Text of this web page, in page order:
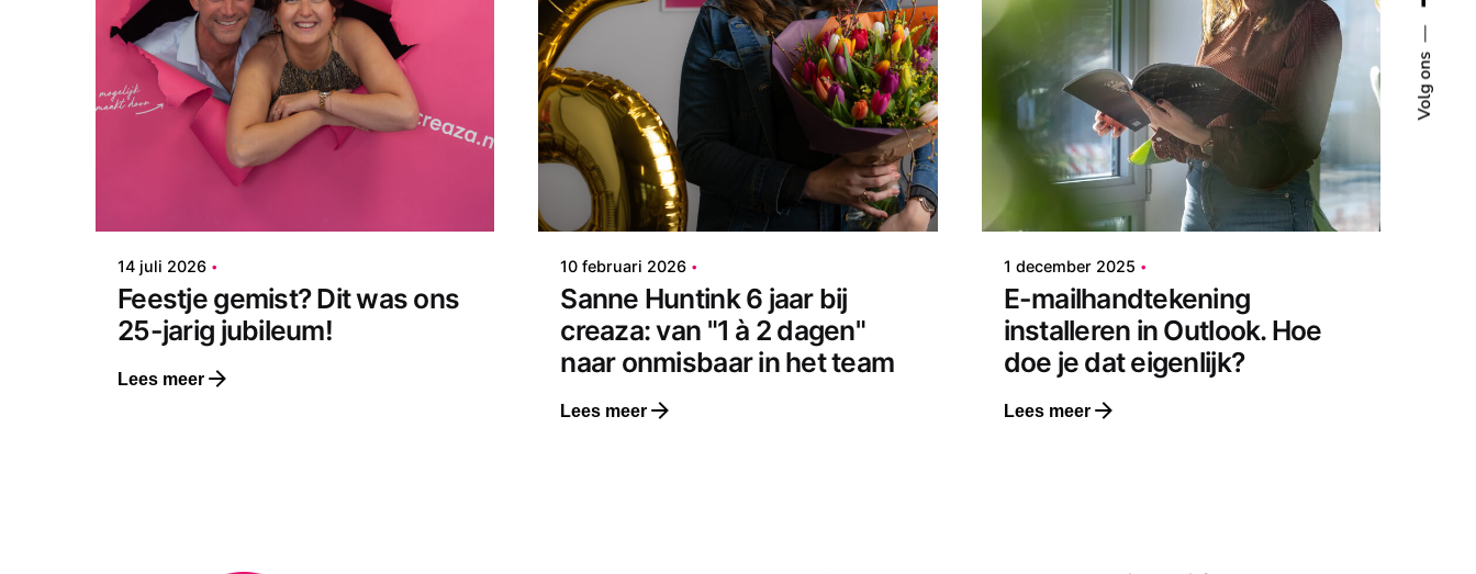
Volg ons
14 juli 2026
Feestje gemist? Dit was ons
25-jarig jubileum!
Lees meer
10 februari 2026
Sanne Huntink 6 jaar bij
creaza: van "1 à 2 dagen"
naar onmisbaar in het team
Lees meer
1 december 2025
E-mailhandtekening
installeren in Outlook. Hoe
doe je dat eigenlijk?
Lees meer